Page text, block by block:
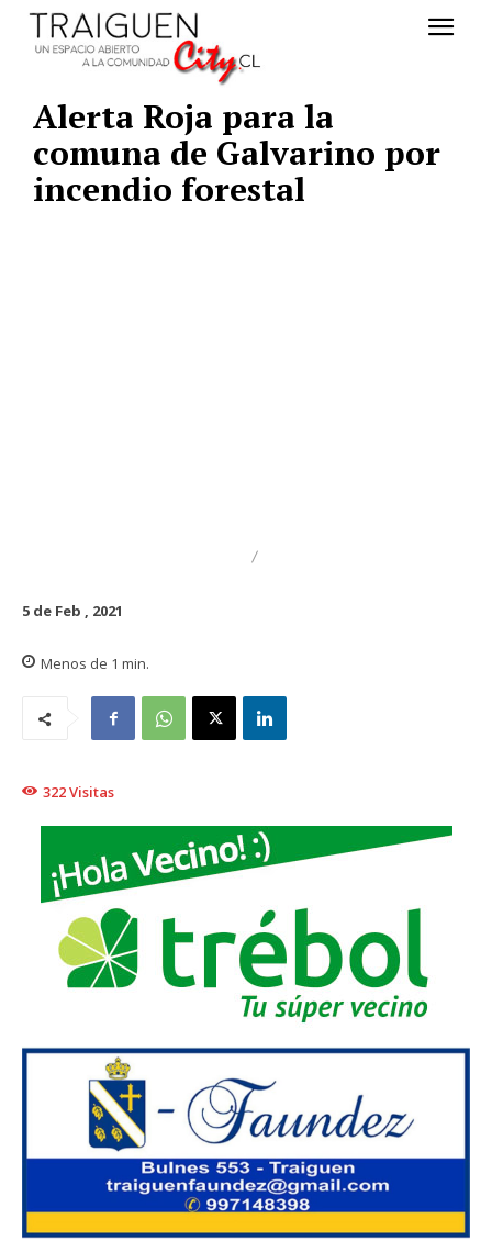
Alerta Roja para la
comuna de Galvarino por
incendio forestal
5 de Feb , 2021
Menos de 1 min.
322Visitas